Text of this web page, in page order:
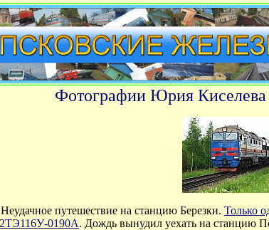
Фотографии Юрия Киселева
путешествие на станцию Березки. Только
0190А. Дождь вынудил уехать на станцию